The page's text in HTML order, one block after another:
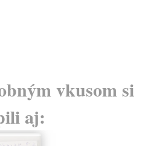
vkusom si
aj: